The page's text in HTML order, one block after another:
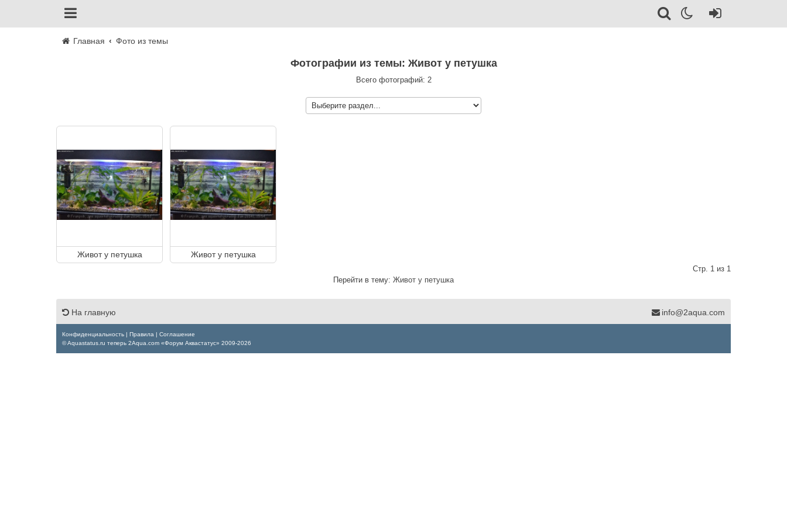
Главная Фото из темы
Фотографии из темы: Живот у петушка
Всего фотографий: 2
Живот у петушка Живот у петушка
Стр. 1 из 1
Перейти в тему: Живот у петушка
На главную info@2aqua.com
Конфиденциальность Правила
Соглашение
© Aquastatus.ru теперь 2Aqua.com «Форум Аквастатус» 2009-2026